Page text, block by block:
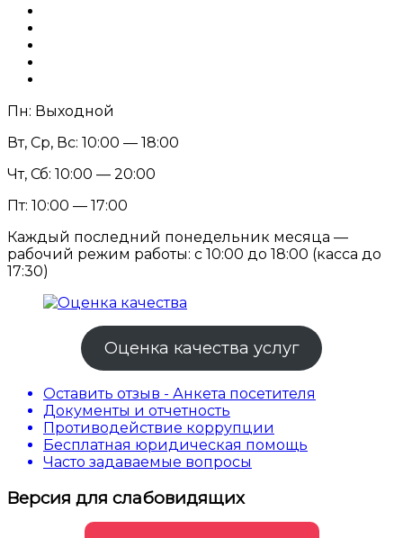
Пн: Выходной
Вт, Ср, Вс: 10:00 — 18:00
Чт, Сб: 10:00 — 20:00
Пт: 10:00 — 17:00
Каждый последний понедельник месяца —
рабочий режим работы: с 10:00 до 18:00 (касса до
17:30)
Оценка качества услуг
Оставить отзыв - Анкета посетителя
Документы и отчетность
Противодействие коррупции
Бесплатная юридическая помощь
Часто задаваемые вопросы
Версия для слабовидящих